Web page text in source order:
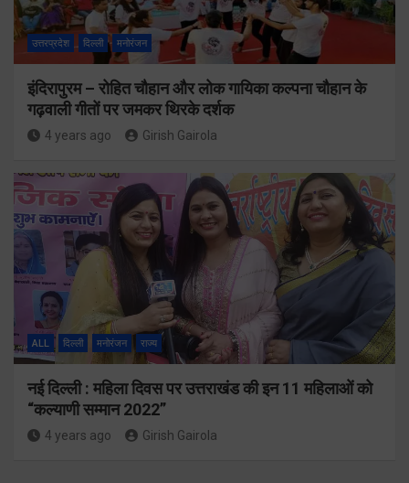
उत्तरप्रदेश दिल्ली मनोरंजन
इंदिरापुरम – रोहित चौहान और लोक गायिका कल्पना चौहान के
गढ़वाली गीतों पर जमकर थिरके दर्शक
4 years ago Girish Gairola
ALL दिल्ली मनोरंजन राज्य
नई दिल्ली : महिला दिवस पर उत्तराखंड की इन 11 महिलाओं को
“कल्याणी सम्मान 2022”
4 years ago Girish Gairola